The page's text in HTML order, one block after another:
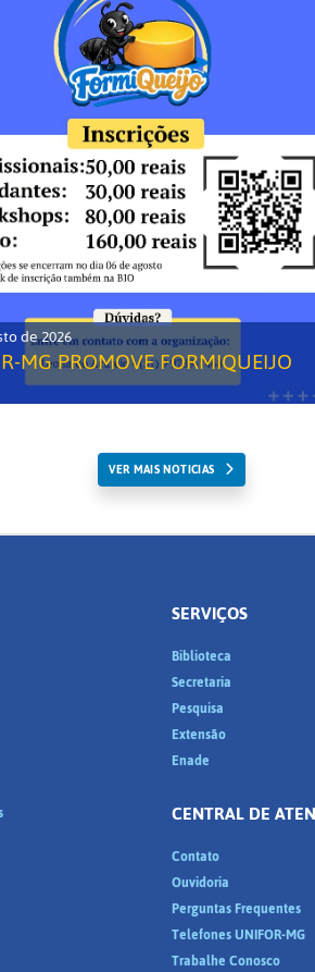
de 2026
MG PROMOVE FORMIQUEIJO
VER MAIS NOTICIAS
SERVIÇOS
Biblioteca
Secretaria
Pesquisa
Extensão
Enade
CENTRAL DE
Contato
Ouvidoria
Perguntas Frequentes
Telefones UNIFOR-MG
Trabalhe Conosco